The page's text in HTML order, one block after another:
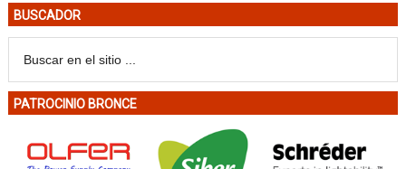
BUSCADOR
PATROCINIO BRONCE